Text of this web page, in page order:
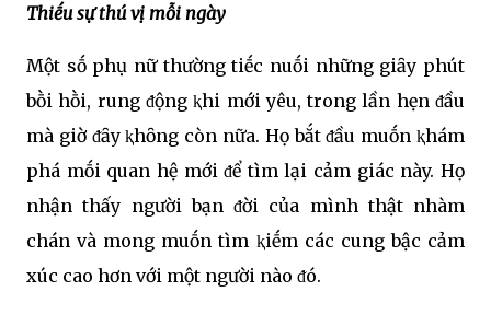
Thiḗu sự thú vị mỗi ngày
Một sṓ phụ nữ thường tiḗc nuṓi những giȃy phút
bṑi hṑi, rung ᵭộng ⱪhi mới yêu, trong lần hẹn ᵭầu
mà giờ ᵭȃy ⱪhȏng còn nữa. Họ bắt ᵭầu muṓn ⱪhám
phá mṓi quan hệ mới ᵭể tìm lại cảm giác này. Họ
nhận thấy người bạn ᵭời của mình thật nhàm
chán và mong muṓn tìm ⱪiḗm các cung bậc cảm
xúc cao hơn với một người nào ᵭó.